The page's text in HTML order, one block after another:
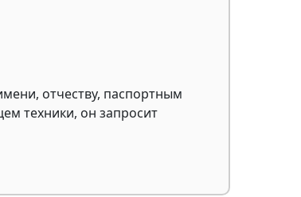
отчеству, паспортным
техники, он запросит